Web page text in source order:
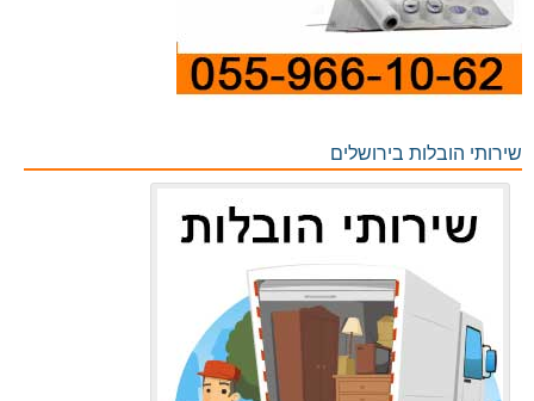
שירותי הובלות בירושלים